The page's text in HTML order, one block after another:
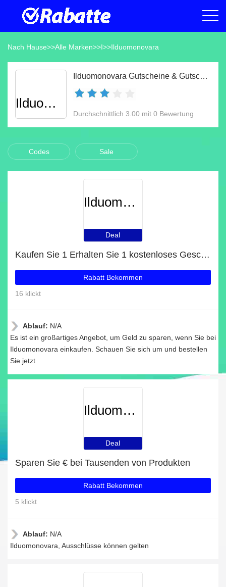
Nach Hause>>Alle Marken>>I>>Ilduomonovara
Ilduomonovara
Ilduomonovara Gutscheine & Gutscheincodes Aug 2026
Durchschnittlich 3.00 mit 0 Bewertung
Codes Sale
Ilduomonovara
Deal
Kaufen Sie 1 Erhalten Sie 1 kostenloses Geschenk auf ausgewählte Artikel
Rabatt Bekommen
16 klickt
Ablauf: N/A
Es ist ein großartiges Angebot, um Geld zu sparen, wenn Sie bei
Ilduomonovara einkaufen. Schauen Sie sich um und bestellen
Sie jetzt
Ilduomonovara
Deal
Sparen Sie € bei Tausenden von Produkten
Rabatt Bekommen
5 klickt
Ablauf: N/A
Ilduomonovara, Ausschlüsse können gelten